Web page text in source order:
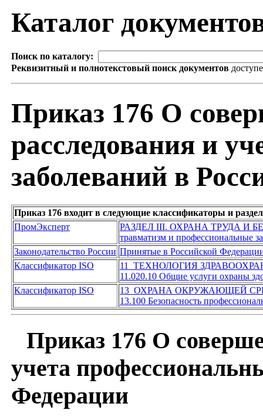
Каталог
Поиск по каталогу:
Реквизитный и полнотекстовый поиск документов
Приказ 176 О
расследования и
заболеваний в
Приказ 176 входит в следующие классификаторы и
ПромЭксперт
РАЗДЕЛ III. ОХРАНА ТРУДА И
травматизм и профессиональные
Законодательство России Принятые в Российской
Классификатор ISO
11 ТЕХНОЛОГИЯ
11.020.10 Общие услуги охраны
Классификатор ISO
13 ОХРАНА ОКРУЖАЮЩЕЙ
13.100 Безопасность
Приказ 176 О
учета
Федерации